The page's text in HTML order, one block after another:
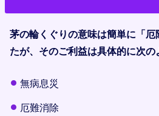
茅の輪くぐりの意味は簡単に「厄
たが、そのご利益は具体的に次の
無病息災
厄難消除